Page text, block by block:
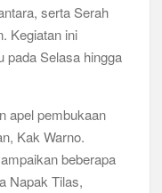
Kwarran Jabon Gelar
3 Taman Adopsi
Lewat Pelatihan
serta Serah
Kegiatan ini
pada Selasa hingga
apel pembukaan
Kak Warno.
beberapa
Napak Tilas,